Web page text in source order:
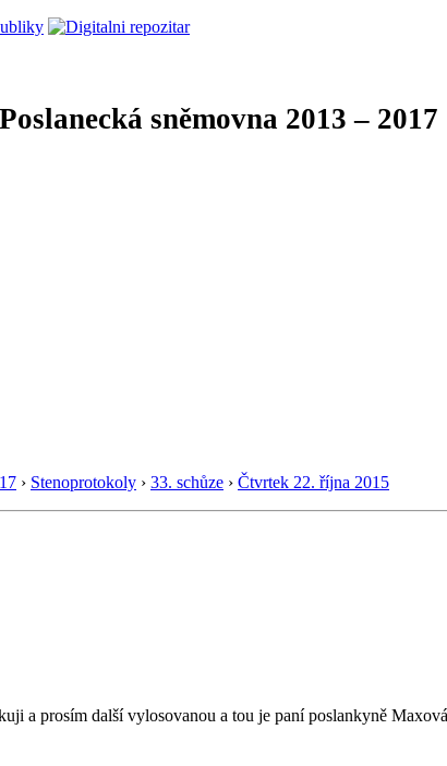
sněmovna 2013 – 2017
› Stenoprotokoly › 33. schůze › Čtvrtek 22. října 2015
a prosím další vylosovanou a tou je paní poslankyně